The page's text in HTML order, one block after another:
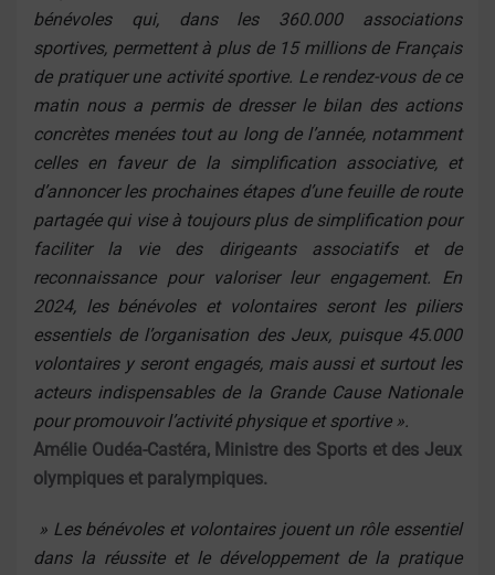
bénévoles qui, dans les 360.000 associations
sportives, permettent à plus de 15 millions de Français
de pratiquer une activité sportive. Le rendez-vous de ce
matin nous a permis de dresser le bilan des actions
concrètes menées tout au long de l’année, notamment
celles en faveur de la simplification associative, et
d’annoncer les prochaines étapes d’une feuille de route
partagée qui vise à toujours plus de simplification pour
faciliter la vie des dirigeants associatifs et de
reconnaissance pour valoriser leur engagement. En
2024, les bénévoles et volontaires seront les piliers
essentiels de l’organisation des Jeux, puisque 45.000
volontaires y seront engagés, mais aussi et surtout les
acteurs indispensables de la Grande Cause Nationale
pour promouvoir l’activité physique et sportive ».
Amélie Oudéa-Castéra, Ministre des Sports et des Jeux
olympiques et paralympiques.
» Les bénévoles et volontaires jouent un rôle essentiel
dans la réussite et le développement de la pratique